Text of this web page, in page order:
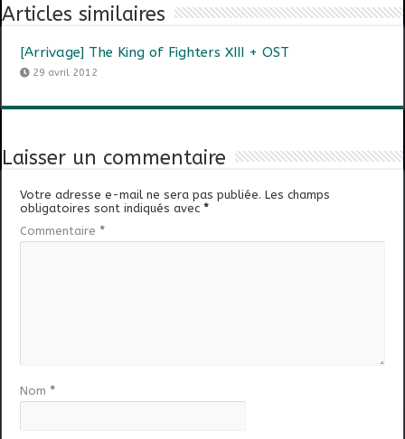
Articles similaires
[Arrivage] The King of Fighters XIII + OST
29 avril 2012
Laisser un commentaire
Votre adresse e-mail ne sera pas publiée. Les champs
obligatoires sont indiqués avec*
Commentaire *
Nom *